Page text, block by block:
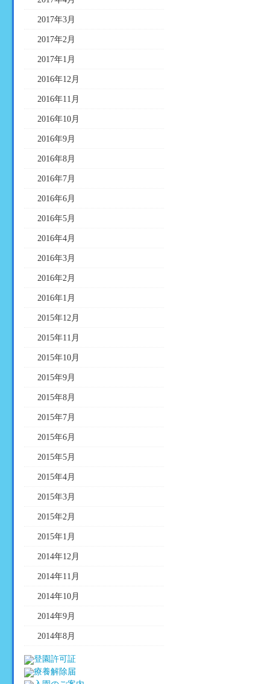
2017年3月
2017年2月
2017年1月
2016年12月
2016年11月
2016年10月
2016年9月
2016年8月
2016年7月
2016年6月
2016年5月
2016年4月
2016年3月
2016年2月
2016年1月
2015年12月
2015年11月
2015年10月
2015年9月
2015年8月
2015年7月
2015年6月
2015年5月
2015年4月
2015年3月
2015年2月
2015年1月
2014年12月
2014年11月
2014年10月
2014年9月
2014年8月